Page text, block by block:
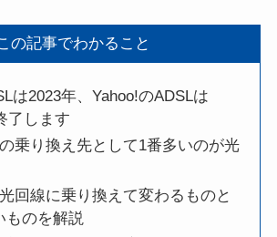
の記事でわかること
は2023年、Yahoo!のADSLは
了します
乗り換え先として1番多いのが光
回線に乗り換えて変わるものと
ものを解説